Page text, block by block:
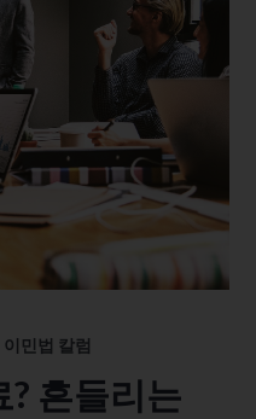
이민법 칼럼
? 흔들리는